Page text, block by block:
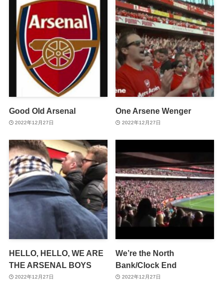
Good Old Arsenal
2022年12月27日
One Arsene Wenger
2022年12月27日
HELLO, HELLO, WE ARE
THE ARSENAL BOYS
2022年12月27日
We’re the North
Bank/Clock End
2022年12月27日